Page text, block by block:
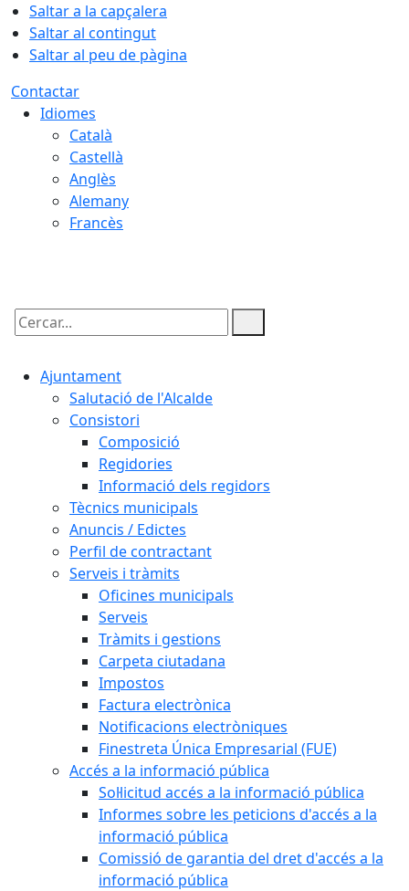
Saltar a la capçalera
Saltar al contingut
Saltar al peu de pàgina
Contactar
Idiomes
Català
Castellà
Anglès
Alemany
Francès
Cercar:
Ajuntament
Salutació de l'Alcalde
Consistori
Composició
Regidories
Informació dels regidors
Tècnics municipals
Anuncis / Edictes
Perfil de contractant
Serveis i tràmits
Oficines municipals
Serveis
Tràmits i gestions
Carpeta ciutadana
Impostos
Factura electrònica
Notificacions electròniques
Finestreta Única Empresarial (FUE)
Accés a la informació pública
Sol·licitud accés a la informació pública
Informes sobre les peticions d'accés a la
informació pública
Comissió de garantia del dret d'accés a la
informació pública